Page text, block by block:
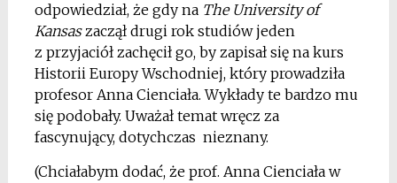
odpowiedział, że gdy na The University of
Kansaszaczął drugi rok studiów jeden
z przyjaciół zachęcił go, by zapisał się na kurs
Historii Europy Wschodniej, który prowadziła
profesor Anna Cienciała. Wykłady te bardzo mu
się podobały. Uważał temat wręcz za
fascynujący, dotychczas nieznany.
(Chciałabym dodać, że prof. Anna Cienciała w